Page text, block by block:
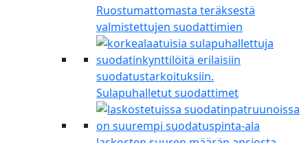
Ruostumattomasta teräksestä
valmistettujen suodattimien
Sulapuhalletut suodattimet